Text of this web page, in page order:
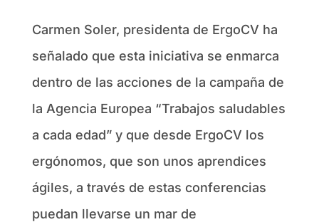
Carmen Soler, presidenta de ErgoCV ha
señalado que esta iniciativa se enmarca
dentro de las acciones de la campaña de
la Agencia Europea “Trabajos saludables
a cada edad” y que desde ErgoCV los
ergónomos, que son unos aprendices
ágiles, a través de estas conferencias
puedan llevarse un mar de